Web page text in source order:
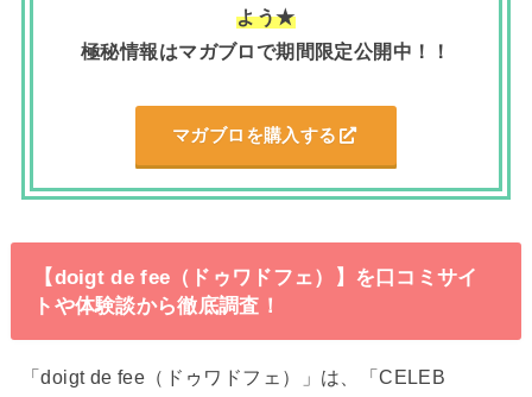
よう★
極秘情報はマガブロで期間限定公開中！！
マガブロを購入する
【doigt de fee（ドゥワドフェ）】を口コミサイ
トや体験談から徹底調査！
「doigt de fee（ドゥワドフェ）」は、「CELEB